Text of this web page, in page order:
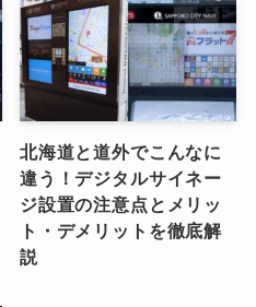
北海道と道外でこんなに
違う！デジタルサイネー
ジ設置の注意点とメリッ
ト・デメリットを徹底解
説